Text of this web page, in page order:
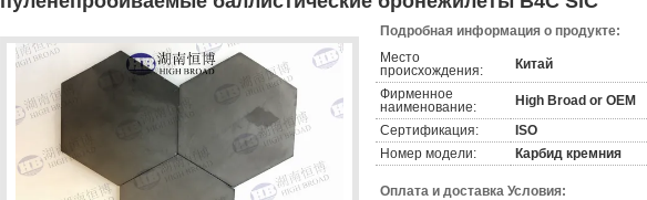
Подробная информация о продукте:
Место
происхождения:
Китай
Фирменное
наименование:
High Broad or OEM
Сертификация:
ISO
Номер модели:
Карбид кремния
Оплата и доставка Условия: